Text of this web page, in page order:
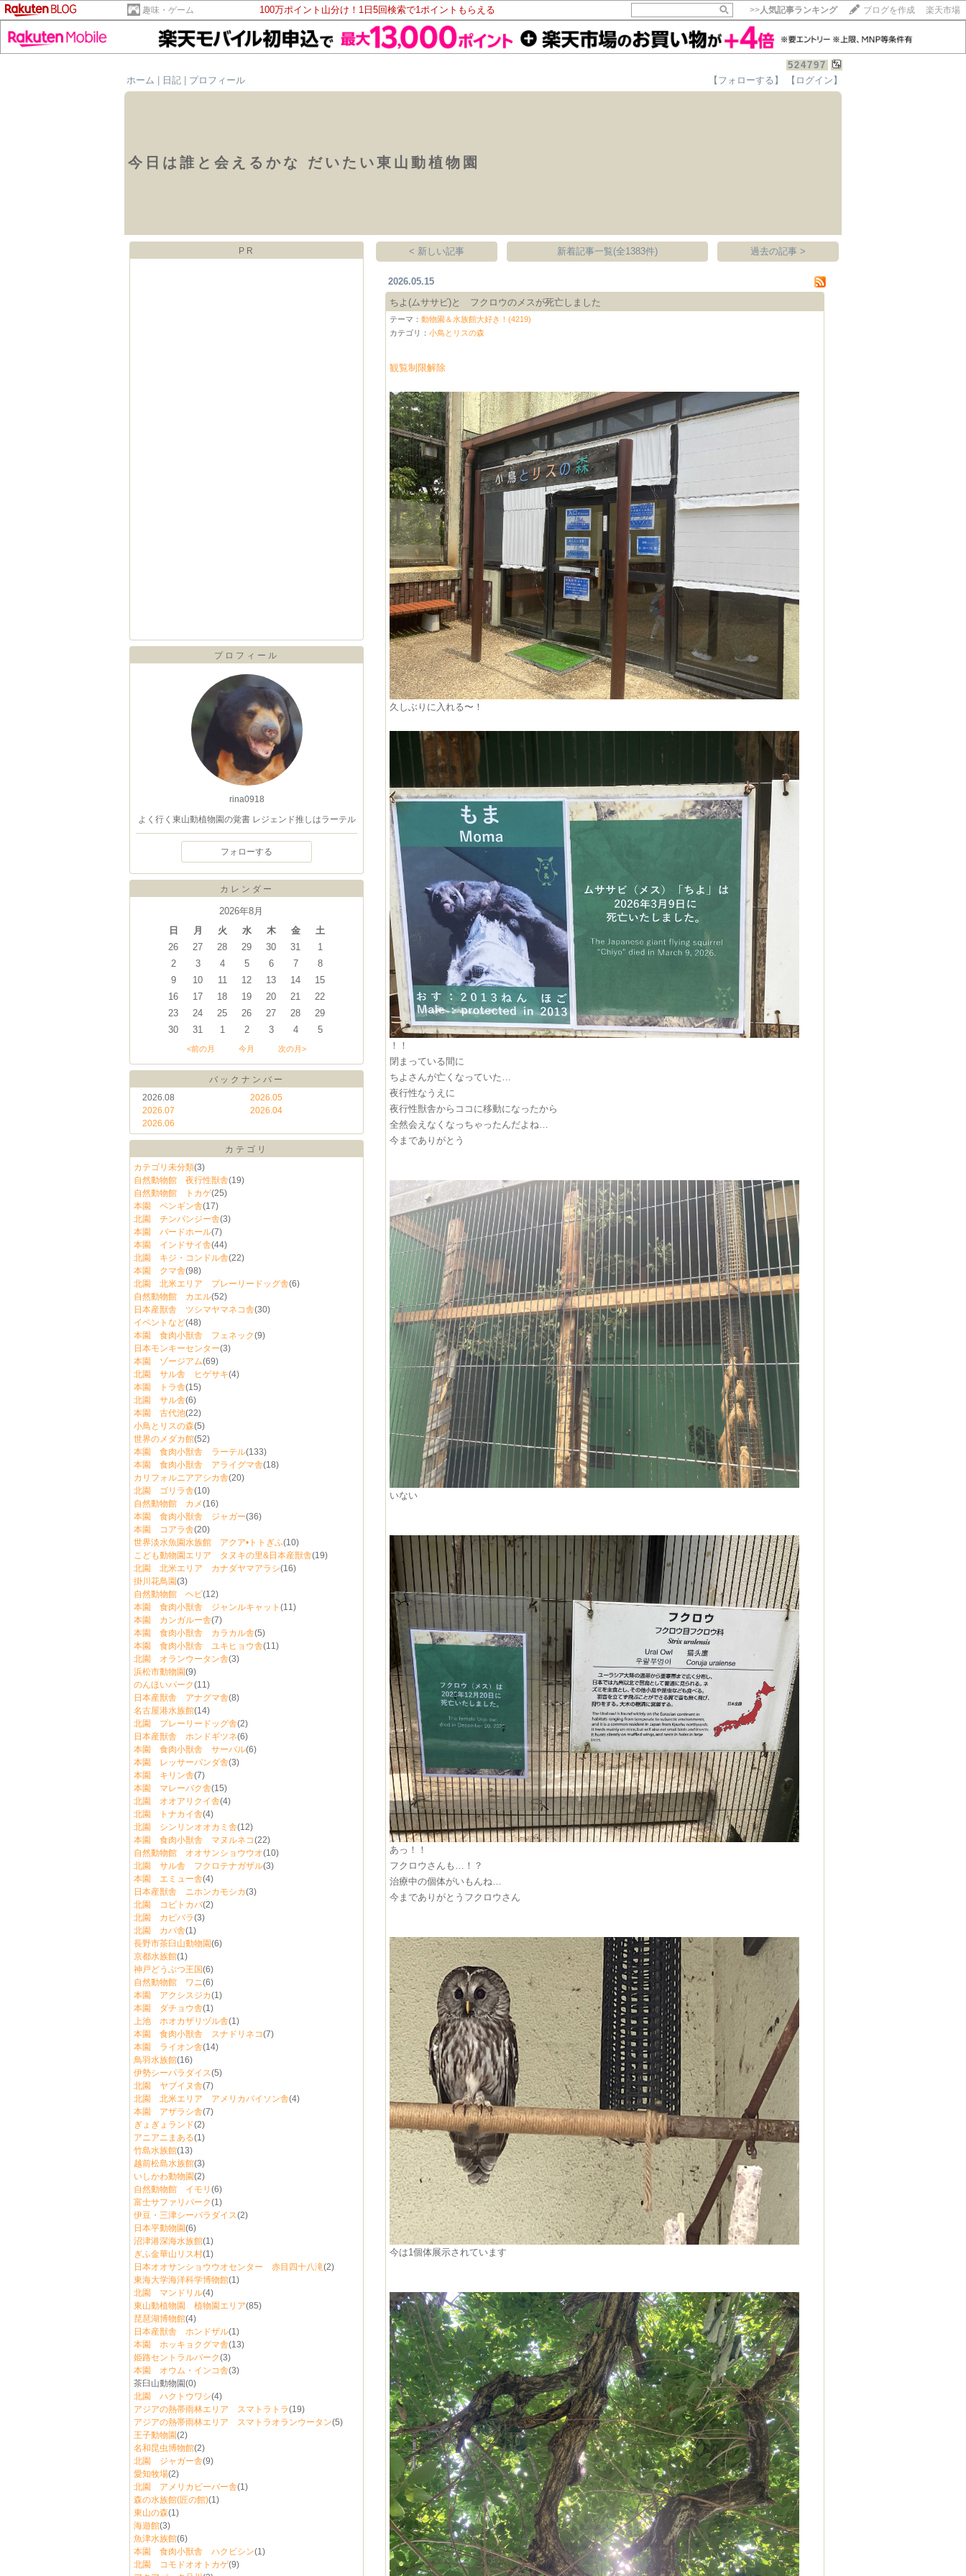
趣味・ゲーム 100万ポイント山分け！1日5回検索で1ポイントもらえる >>人気記事ランキング ブログを作成 楽天市場
524797
ホーム
日記 プロフィール 【フォローする】 【ログイン】
今日は誰と会えるかな だいたい東山動植物園
PR
プロフィール
rina0918
よく行く東山動植物園の覚書 レジェンド推しはラーテル
フォローする
カレンダー
2026年8月
日
月 火 水 木 金
土
26
27 28 29 30 31
1
2
3 4 5 6 7
8
9
10 11 12 13 14
15
16
17 18 19 20 21
22
23
24 25 26 27 28
29
30
31 1 2 3 4 5
<前の月 今月 次の月>
バックナンバー
2026.08
2026.07
2026.06
2026.05
2026.04
カテゴリ
カテゴリ未分類(3)
自然動物館 夜行性獣舎(19)
自然動物館 トカゲ(25)
本園 ペンギン舎(17)
北園 チンパンジー舎(3)
本園 バードホール(7)
本園 インドサイ舎(44)
北園 キジ・コンドル舎(22)
本園 クマ舎(98)
北園 北米エリア プレーリードッグ舎(6)
自然動物館 カエル(52)
日本産獣舎 ツシマヤマネコ舎(30)
イベントなど(48)
本園 食肉小獣舎 フェネック(9)
日本モンキーセンター(3)
本園 ゾージアム(69)
北園 サル舎 ヒゲサキ(4)
本園 トラ舎(15)
北園 サル舎(6)
本園 古代池(22)
小鳥とリスの森(5)
世界のメダカ館(52)
本園 食肉小獣舎 ラーテル(133)
本園 食肉小獣舎 アライグマ舎(18)
カリフォルニアアシカ舎(20)
北園 ゴリラ舎(10)
自然動物館 カメ(16)
本園 食肉小獣舎 ジャガー(36)
本園 コアラ舎(20)
世界淡水魚園水族館 アクア•トトぎふ(10)
こども動物園エリア タヌキの里&日本産獣舎(19)
北園 北米エリア カナダヤマアラシ(16)
掛川花鳥園(3)
自然動物館 ヘビ(12)
本園 食肉小獣舎 ジャンルキャット (11)
本園 カンガルー舎(7)
本園 食肉小獣舎 カラカル舎(5)
本園 食肉小獣舎 ユキヒョウ舎(11)
北園 オランウータン舎(3)
浜松市動物園(9)
のんほいパーク(11)
日本産獣舎 アナグマ舎(8)
名古屋港水族館(14)
北園 プレーリードッグ舎(2)
日本産獣舎 ホンドギツネ(6)
本園 食肉小獣舎 サーバル(6)
本園 レッサーパンダ舎(3)
本園 キリン舎(7)
本園 マレーバク舎(15)
北園 オオアリクイ舎(4)
北園 トナカイ舎(4)
北園 シンリンオオカミ舎(12)
本園 食肉小獣舎 マヌルネコ(22)
自然動物館 オオサンショウウオ(10)
北園 サル舎 フクロテナガザル(3)
本園 エミュー舎(4)
日本産獣舎 ニホンカモシカ(3)
北園 コビトカバ(2)
北園 カピバラ(3)
北園 カバ舎(1)
長野市茶臼山動物園(6)
京都水族館(1)
神戸どうぶつ王国(6)
自然動物館 ワニ(6)
本園 アクシスジカ(1)
本園 ダチョウ舎(1)
上池 ホオカザリヅル舎(1)
本園 食肉小獣舎 スナドリネコ(7)
本園 ライオン舎(14)
鳥羽水族館(16)
伊勢シーパラダイス(5)
北園 ヤブイヌ舎(7)
北園 北米エリア アメリカバイソン舎(4)
本園 アザラシ舎(7)
ぎょぎょランド(2)
アニアニまある(1)
竹島水族館(13)
越前松島水族館(3)
いしかわ動物園(2)
自然動物館 イモリ (6)
富士サファリパーク(1)
伊豆・三津シーパラダイス(2)
日本平動物園(6)
沼津港深海水族館(1)
ぎふ金華山リス村(1)
日本オオサンショウウオセンター 赤目四十八滝(2)
東海大学海洋科学博物館(1)
北園 マンドリル(4)
東山動植物園 植物園エリア(85)
琵琶湖博物館(4)
日本産獣舎 ホンドザル(1)
本園 ホッキョクグマ舎(13)
姫路セントラルパーク(3)
本園 オウム・インコ舎(3)
茶臼山動物園(0)
北園 ハクトウワシ(4)
アジアの熱帯雨林エリア スマトラトラ(19)
アジアの熱帯雨林エリア スマトラオランウータン(5)
王子動物園(2)
名和昆虫博物館(2)
北園 ジャガー舎(9)
愛知牧場(2)
北園 アメリカビーバー舎(1)
森の水族館(匠の館)(1)
東山の森(1)
海遊館(3)
魚津水族館(6)
本園 食肉小獣舎 ハクビシン(1)
北園 コモドオオトカゲ(9)
< 新しい記事 新着記事一覧(全1383件) 過去の記事 >
2026.05.15
ちよ(ムササビ)と フクロウのメスが死亡しました
テーマ：動物園＆水族館大好き！(4219)
カテゴリ：小鳥とリスの森
観覧制限解除
久しぶりに入れる〜！
！！
閉まっている間に
ちよさんが亡くなっていた…
夜行性なうえに
夜行性獣舎からココに移動になったから
全然会えなくなっちゃったんだよね…
今までありがとう
いない
あっ！！
フクロウさんも…！？
治療中の個体がいもんね…
今までありがとうフクロウさん
今は1個体展示されています